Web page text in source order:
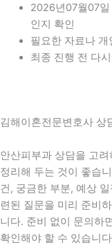
2026년07월07
인지 확인
필요한 자료나
최종 진행 전 다
김해이혼전문변호사 상
안산피부과 상담을 고
정리해 두는 것이 좋습
건, 궁금한 부분, 예상
련된 질문을 미리 준비
니다. 준비 없이 문의하
확인해야 할 수 있습니